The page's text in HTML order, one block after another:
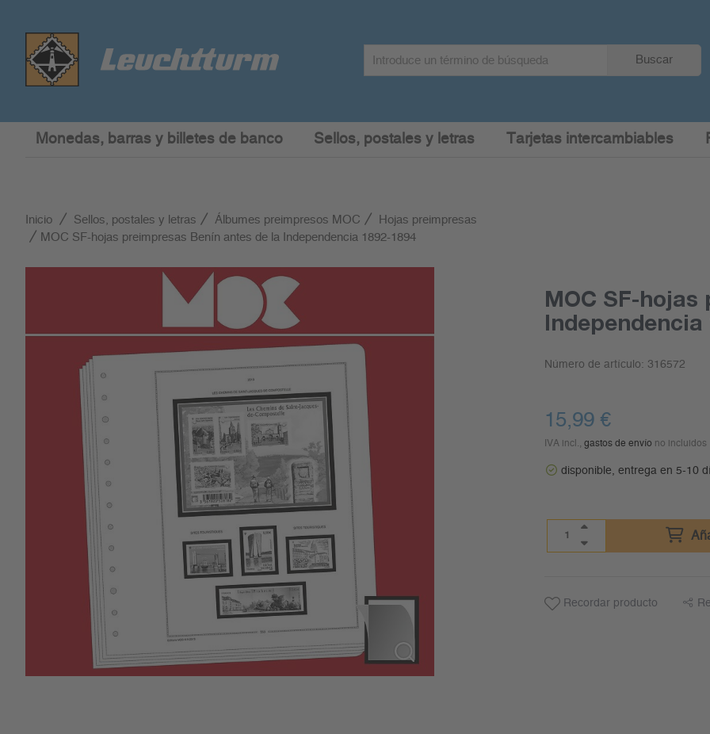
Buscar
Monedas, barras y billetes de banco Sellos, postales y letras Tarjetas intercambiables
Inicio Sellos, postales y letras Álbumes preimpresos MOC
Hojas preimpresas
MOC SF-hojas preimpresas Benín antes de la Independencia 1892-1894
MOC SF-
Independencia
Número de artículo: 316572
15,99 €
IVA incl., gastos de envío no incluidos
disponible, entrega en 5-10
Recordar producto